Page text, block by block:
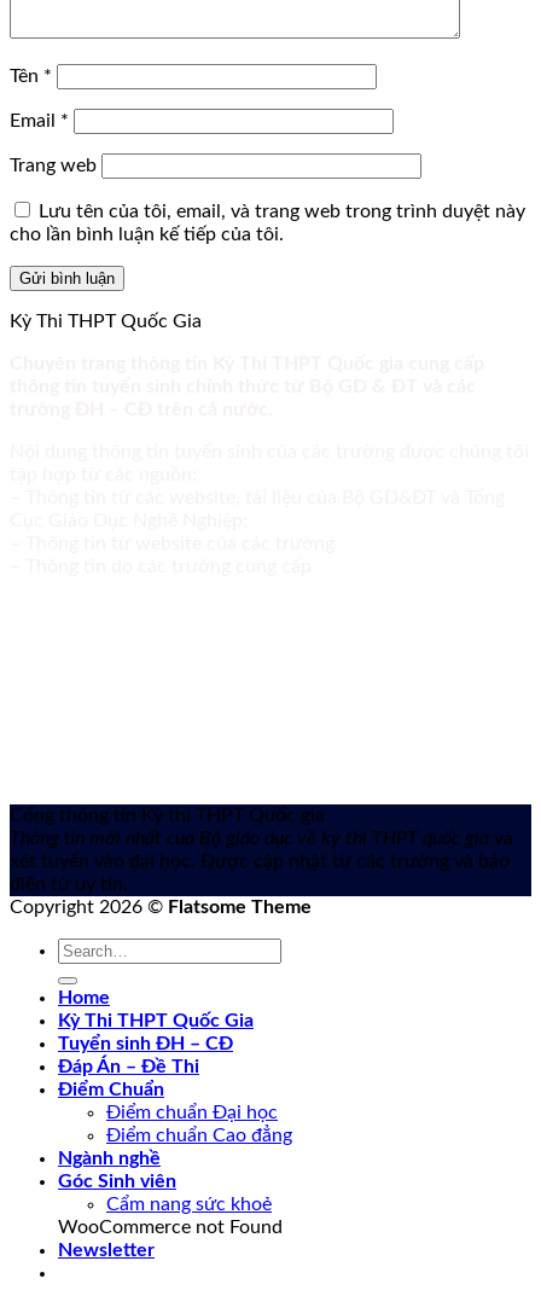
Tên *
Email *
Trang web
Lưu tên của tôi, email, và trang web trong trình duyệt này
cho lần bình luận kế tiếp của tôi.
Kỳ Thi THPT Quốc Gia
Cổng thông tin Kỳ thi THPT Quốc gia
Thông tin mới nhất của Bộ giáo dục về kỳ thi THPT quốc gia và
xét tuyển vào đại học. Được cập nhật từ các trường và báo
điện tử uy tín.
Copyright 2026 © Flatsome Theme
Home
Kỳ Thi THPT Quốc Gia
Tuyển sinh ĐH – CĐ
Đáp Án – Đề Thi
Điểm Chuẩn
Điểm chuẩn Đại học
Điểm chuẩn Cao đẳng
Ngành nghề
Góc Sinh viên
Cẩm nang sức khoẻ
WooCommerce not Found
Newsletter